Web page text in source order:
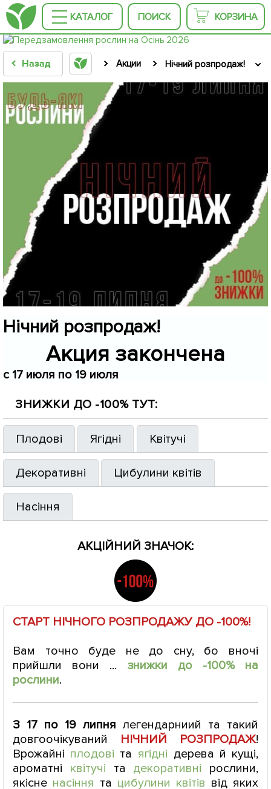
КАТАЛОГ ПОИСК КОРЗИНА
Назад Акции Нічний розпродаж!
Нічний розпродаж!
Акция закончена
c 17 июля по 19 июля
ЗНИЖКИ ДО -100% ТУТ:
Плодові Ягідні Квітучі
Декоративні Цибулини квітів
Насіння
АКЦІЙНИЙ ЗНАЧОК:
СТАРТ НІЧНОГО РОЗПРОДАЖУ ДО -100%!
Вам точно буде не до сну, бо вночі
прийшли вони ... знижки до -100%на
рослини.
З 17 по 19 липня легендарниий та такий
довгоочікуваний НІЧНИЙ РОЗПРОДАЖ!
Врожайні плодові та ягідні дерева й кущі,
ароматні квітучі та декоративні
рослини,
якісне насіння та цибулини квітів від яких